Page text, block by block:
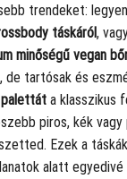
trendeket:
táskáról,
minőségű vegan
tartósak és
a klasszikus
piros, kék
Ezek a
alatt